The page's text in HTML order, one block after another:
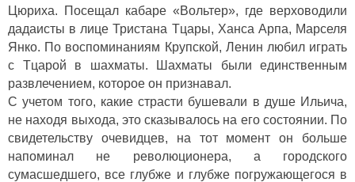
Цюриха. Посещал кабаре «Вольтер», где верховодили
дадаисты в лице Тристана Тцары, Ханса Арпа, Марселя
Янко. По воспоминаниям Крупской, Ленин любил играть
с Тцарой в шахматы. Шахматы были единственным
развлечением, которое он признавал.
С учетом того, какие страсти бушевали в душе Ильича,
не находя выхода, это сказывалось на его состоянии. По
свидетельству очевидцев, на тот момент он больше
напоминал не революционера, а городского
сумасшедшего, все глубже и глубже погружающегося в